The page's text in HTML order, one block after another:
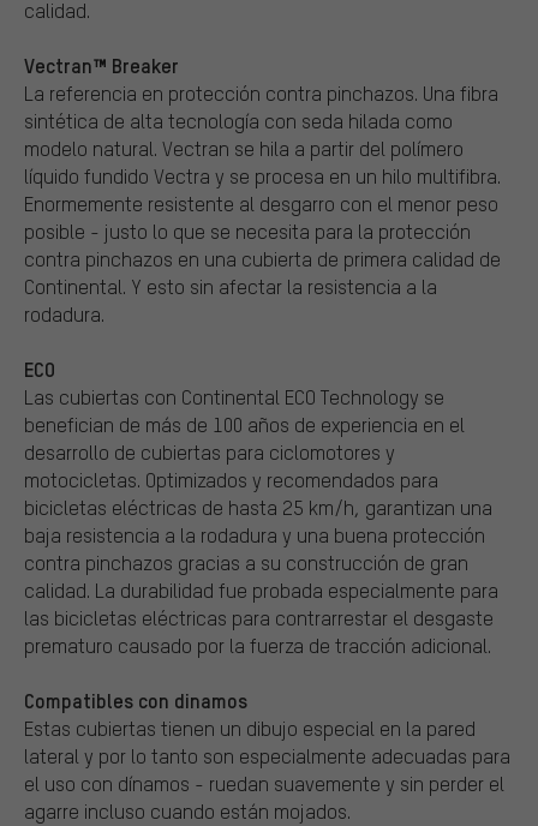
calidad.
Vectran™ Breaker
La referencia en protección contra pinchazos. Una fibra
sintética de alta tecnología con seda hilada como
modelo natural. Vectran se hila a partir del polímero
líquido fundido Vectra y se procesa en un hilo multifibra.
Enormemente resistente al desgarro con el menor peso
posible - justo lo que se necesita para la protección
contra pinchazos en una cubierta de primera calidad de
Continental. Y esto sin afectar la resistencia a la
rodadura.
ECO
Las cubiertas con Continental ECO Technology se
benefician de más de 100 años de experiencia en el
desarrollo de cubiertas para ciclomotores y
motocicletas. Optimizados y recomendados para
bicicletas eléctricas de hasta 25 km/h, garantizan una
baja resistencia a la rodadura y una buena protección
contra pinchazos gracias a su construcción de gran
calidad. La durabilidad fue probada especialmente para
las bicicletas eléctricas para contrarrestar el desgaste
prematuro causado por la fuerza de tracción adicional.
Compatibles con dinamos
Estas cubiertas tienen un dibujo especial en la pared
lateral y por lo tanto son especialmente adecuadas para
el uso con dínamos - ruedan suavemente y sin perder el
agarre incluso cuando están mojados.